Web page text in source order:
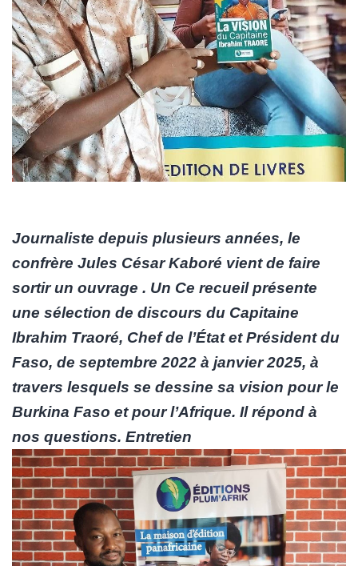
Journaliste depuis plusieurs années, le
confrère Jules César Kaboré vient de faire
sortir un ouvrage . Un Ce recueil présente
une sélection de discours du Capitaine
Ibrahim Traoré, Chef de l’État et Président du
Faso, de septembre 2022 à janvier 2025, à
travers lesquels se dessine sa vision pour le
Burkina Faso et pour l’Afrique. Il répond à
nos questions. Entretien